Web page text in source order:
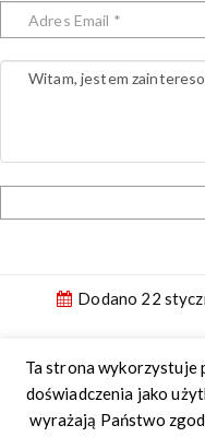
Dodano 22
Internetowe Biuro
16-400
Ta strona wykorzystuje
doświadczenia jako
wyrażają Państwo